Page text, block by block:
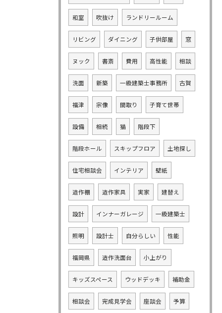
和室 吹抜け ランドリールーム
リビング ダイニング 子供部屋 窓
ヌック 書斎 費用 高性能 相談
洗面 新築 一級建築士事務所 古賀
福津 宗像 間取り 子育て世帯
設備 相続 猫 階段下
階段ホール スキップフロア 土地探し
住宅相談会 インテリア 壁紙
造作棚 造作家具 実家 建替え
設計 インナーガレージ 一級建築士
照明 設計士 自分らしい 性能
福岡県 造作洗面台 小上がり
キッズスペース ウッドデッキ 補助金
相談会 完成見学会 座談会 予算